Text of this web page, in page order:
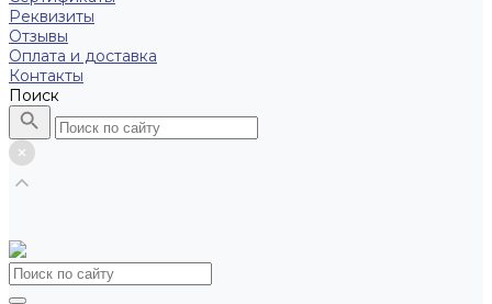
Реквизиты
Отзывы
Оплата и доставка
Контакты
Поиск